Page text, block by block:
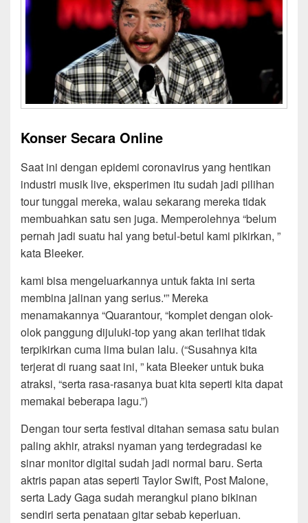
Konser Secara Online
Saat ini dengan epidemi coronavirus yang hentikan
industri musik live, eksperimen itu sudah jadi pilihan
tour tunggal mereka, walau sekarang mereka tidak
membuahkan satu sen juga. Memperolehnya “belum
pernah jadi suatu hal yang betul-betul kami pikirkan, ”
kata Bleeker.
kami bisa mengeluarkannya untuk fakta ini serta
membina jalinan yang serius.'” Mereka
menamakannya “Quarantour, “komplet dengan olok-
olok panggung dijuluki-top yang akan terlihat tidak
terpikirkan cuma lima bulan lalu. (“Susahnya kita
terjerat di ruang saat ini, ” kata Bleeker untuk buka
atraksi, “serta rasa-rasanya buat kita seperti kita dapat
memakai beberapa lagu.”)
Dengan tour serta festival ditahan semasa satu bulan
paling akhir, atraksi nyaman yang terdegradasi ke
sinar monitor digital sudah jadi normal baru. Serta
aktris papan atas seperti Taylor Swift, Post Malone,
serta Lady Gaga sudah merangkul piano bikinan
sendiri serta penataan gitar sebab keperluan.